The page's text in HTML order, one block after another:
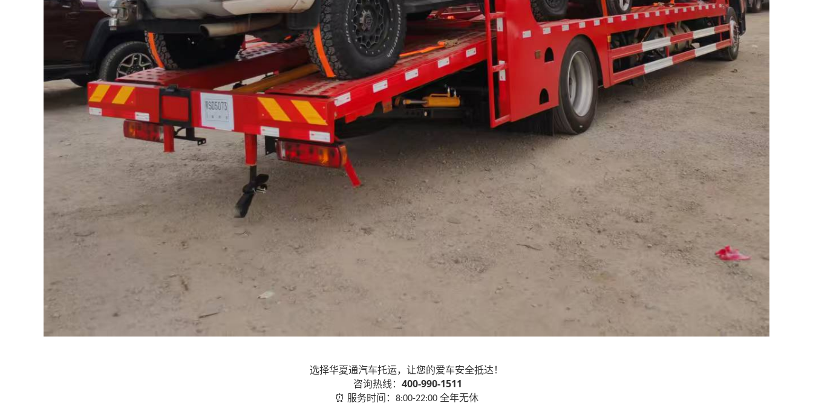
选择华夏通汽车托运，让您的爱车安全抵达！
咨询热线： 400-990-1511
⏰ 服务时间： 8:00-22:00 全年无休